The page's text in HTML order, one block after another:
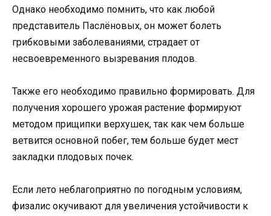
Однако необходимо помнить, что как любой
представитель Паслёновых, он может болеть
грибковыми заболеваниями, страдает от
несвоевременного вызревания плодов.
Также его необходимо правильно формировать. Для
получения хорошего урожая растение формируют
методом прищипки верхушек, так как чем больше
ветвится основной побег, тем больше будет мест
закладки плодовых почек.
Если лето неблагоприятно по погодным условиям,
физалис окучивают для увеличения устойчивости к